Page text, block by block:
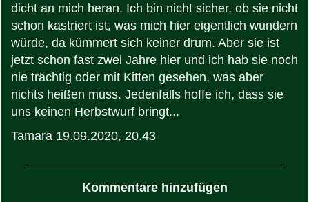
dicht an mich heran. Ich bin nicht sicher, ob sie nicht
schon kastriert ist, was mich hier eigentlich wundern
würde, da kümmert sich keiner drum. Aber sie ist
jetzt schon fast zwei Jahre hier und ich hab sie noch
nie trächtig oder mit Kitten gesehen, was aber
nichts heißen muss. Jedenfalls hoffe ich, dass sie
uns keinen Herbstwurf bringt...
Tamara 19.09.2020, 20.43
Kommentare hinzufügen